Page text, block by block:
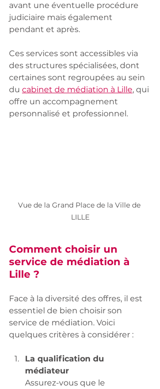
avant une éventuelle procédure
judiciaire mais également
pendant et après.
Ces services sont accessibles via
des structures spécialisées, dont
certaines sont regroupées au sein
du cabinet de médiation à Lille, qui
offre un accompagnement
personnalisé et professionnel.
Vue de la Grand Place de la Ville de
LILLE
Comment choisir un
service de médiation à
Lille ?
Face à la diversité des offres, il est
essentiel de bien choisir son
service de médiation. Voici
quelques critères à considérer :
La qualification du
médiateur
Assurez-vous que le